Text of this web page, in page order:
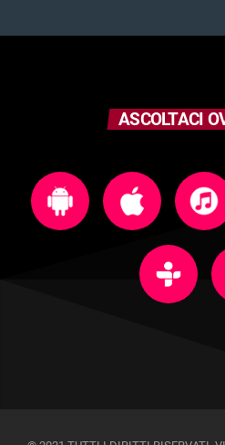
ASCOLTACI